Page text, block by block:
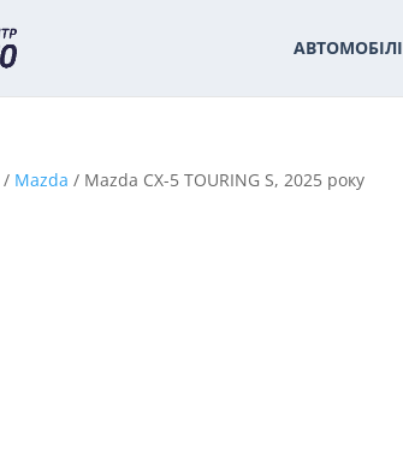
АВТОМОБІЛІ
/ Mazda / Mazda CX-5 TOURING S, 2025 року